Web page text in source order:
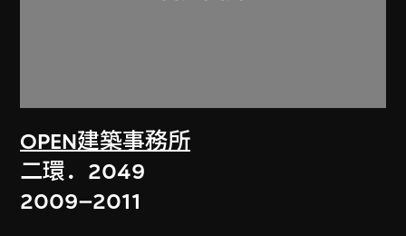
OPEN建築事務所
二環．2049
2009–2011